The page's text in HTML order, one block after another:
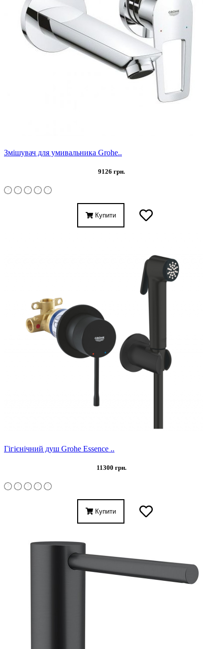
Змішувач для умивальника Grohe..
9126 грн.
Купити
Гігієнічний душ Grohe Essence ..
11300 грн.
Купити